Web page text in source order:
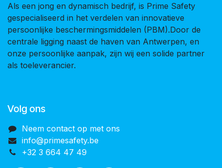
Als een jong en dynamisch bedrijf, is Prime Safety
gespecialiseerd in het verdelen van innovatieve
persoonlijke beschermingsmiddelen (PBM).Door de
centrale ligging naast de haven van Antwerpen, en
onze persoonlijke aanpak, zijn wij een solide partner
als toeleverancier.
Volg ons
Neem contact op met ons
info@primesafety.be
+32 3 664 47 49